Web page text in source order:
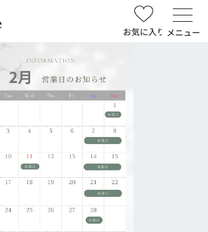
お気に入り メニュー